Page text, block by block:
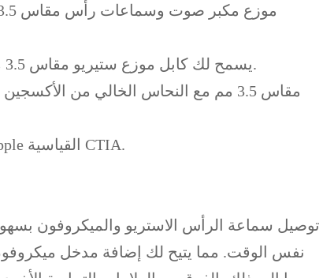
يسمح لك كابل موزع ستيريو مقاس 3.5 مم بتوصيل ميكروفون سماعة الرأس الاستريو بمنفذ صوت الكمبيوتر ومنفذ الميكروفون بسهولة في نفس الوقت.
يرجى ملاحظة أنه متوافق فقط مع سماعات الرأس Android القياسية CTIA، وليس متوافقًا مع سماعات الأذن Apple القياسية CTIA.